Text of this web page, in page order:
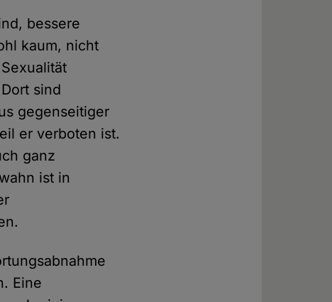
bessere
kaum, nicht
sind
gegenseitiger
er verboten ist.
ganz
ist in
Eine